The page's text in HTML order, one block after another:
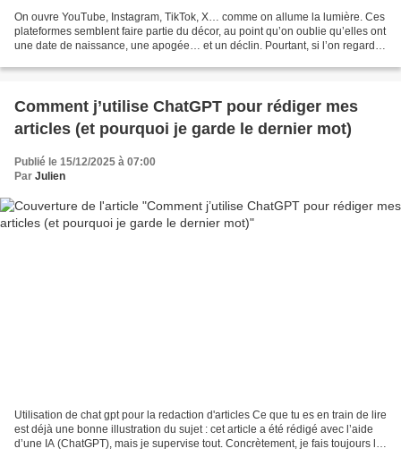
On ouvre YouTube, Instagram, TikTok, X… comme on allume la lumière. Ces
plateformes semblent faire partie du décor, au point qu’on oublie qu’elles ont
une date de naissance, une apogée… et un déclin. Pourtant, si l’on regarde
Comment j’utilise ChatGPT pour rédiger mes
articles (et pourquoi je garde le dernier mot)
Publié le 15/12/2025 à 07:00
Par Julien
Utilisation de chat gpt pour la redaction d'articles Ce que tu es en train de lire
est déjà une bonne illustration du sujet : cet article a été rédigé avec l’aide
d’une IA (ChatGPT), mais je supervise tout. Concrètement, je fais toujours la